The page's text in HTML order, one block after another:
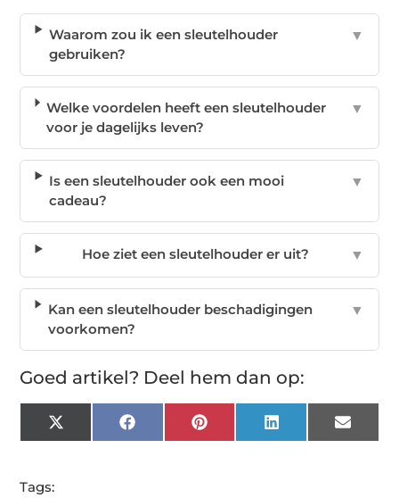
Waarom zou ik een sleutelhouder
gebruiken?
▼
Welke voordelen heeft een sleutelhouder
voor je dagelijks leven?
▼
Is een sleutelhouder ook een mooi
cadeau?
▼
Hoe ziet een sleutelhouder er uit? ▼
Kan een sleutelhouder beschadigingen
voorkomen?
▼
Goed artikel? Deel hem dan op:
X
(Twitter)
FacebookPinterest LinkedIn Email
Tags: